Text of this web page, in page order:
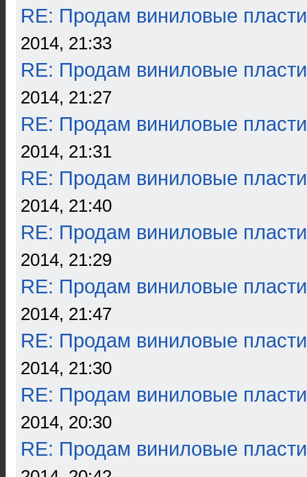
RE: Продам виниловые
2014, 21:33
RE: Продам виниловые
2014, 21:27
RE: Продам виниловые
2014, 21:31
RE: Продам виниловые
2014, 21:40
RE: Продам виниловые
2014, 21:29
RE: Продам виниловые
2014, 21:47
RE: Продам виниловые
2014, 21:30
RE: Продам виниловые
2014, 20:30
RE: Продам виниловые